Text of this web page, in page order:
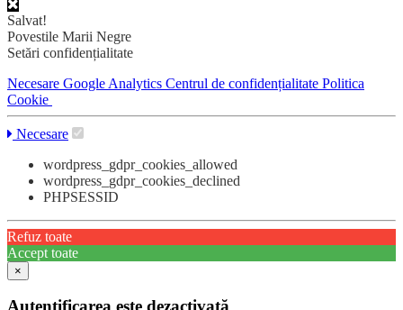
Salvat!
Povestile Marii Negre
Setări confidențialitate
Necesare Google Analytics Centrul de confidențialitate Politica
Cookie
Necesare
wordpress_gdpr_cookies_allowed
wordpress_gdpr_cookies_declined
PHPSESSID
Refuz toate
Accept toate
×